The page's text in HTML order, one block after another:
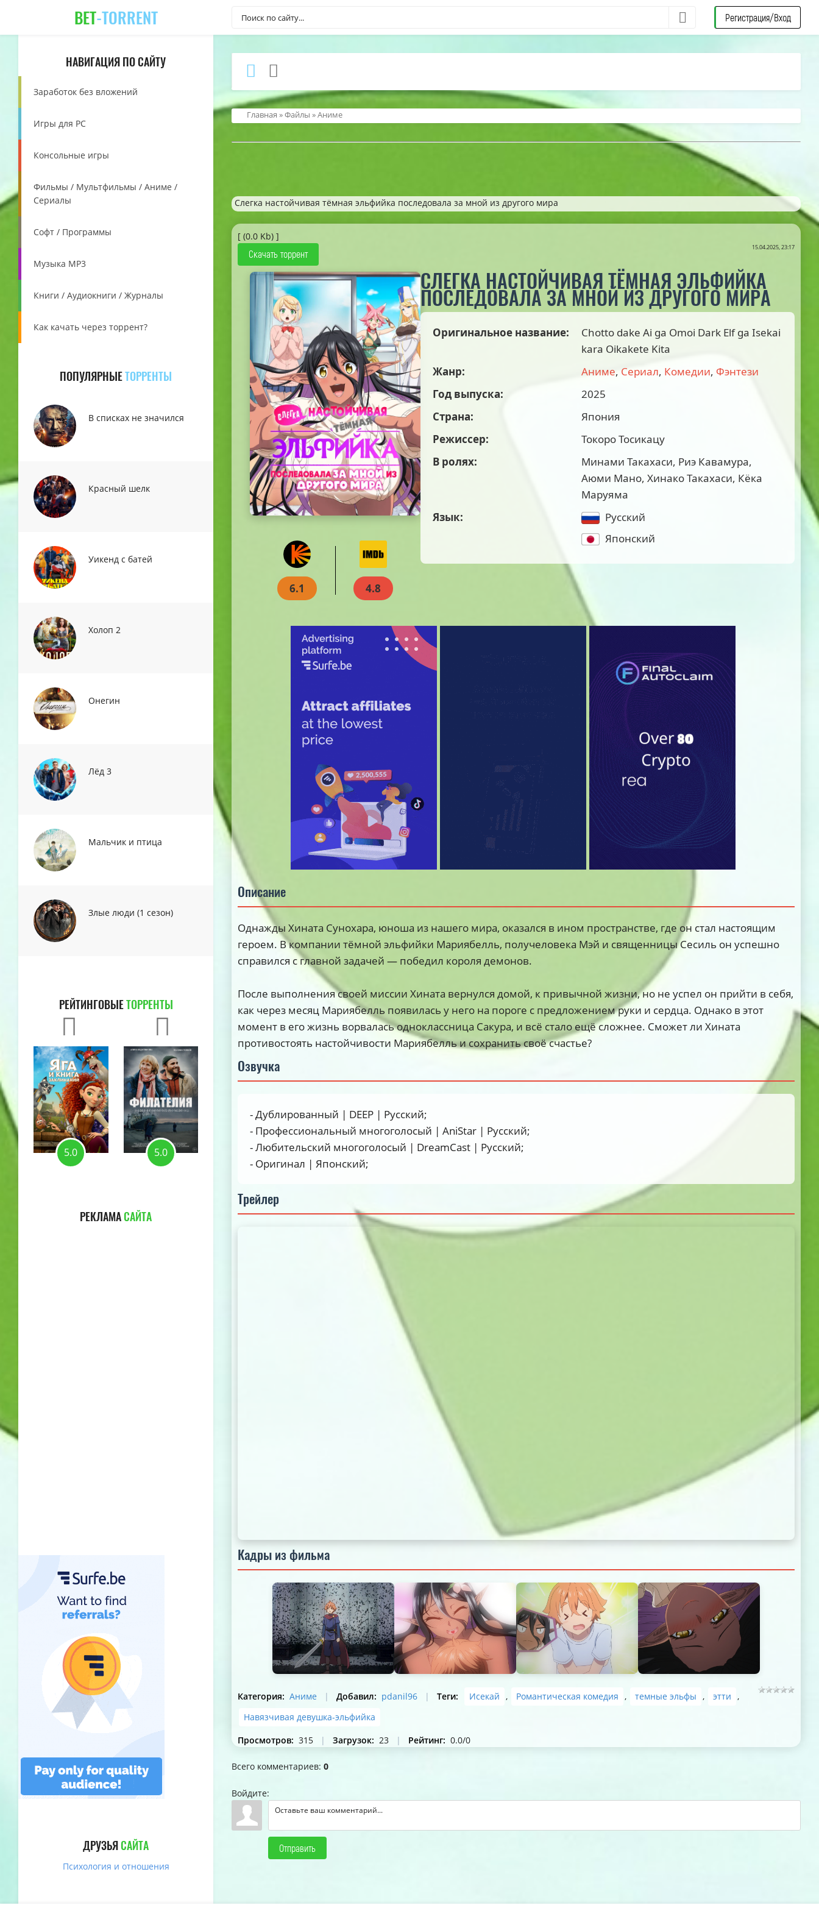
BET-TORRENT Регистрация/Вход
НАВИГАЦИЯ ПО САЙТУ
Заработок без вложений
Игры для PC
Консольные игры
Фильмы / Мультфильмы / Аниме /
Сериалы
Софт / Программы
Музыка MP3
Книги / Аудиокниги / Журналы
Как качать через торрент?
ПОПУЛЯРНЫЕТОРРЕНТЫ
В списках не значился
Красный шелк
Уикенд с батей
Холоп 2
Онегин
Лёд 3
Мальчик и птица
Злые люди (1 сезон)
РЕЙТИНГОВЫЕТОРРЕНТЫ
5.0 5.0 5.0 5.0 5.0 5.0
РЕКЛАМАСАЙТА
ДРУЗЬЯСАЙТА
Психология и отношения
Главная »Файлы »Аниме
Слегка настойчивая тёмная эльфийка последовала за мной из другого мира
[ (0.0 Kb) ]
Скачать торрент
15.04.2025, 23:17
6.1 4.8
СЛЕГКА НАСТОЙЧИВАЯ ТЁМНАЯ ЭЛЬФИЙКА
ПОСЛЕДОВАЛА ЗА МНОЙ ИЗ ДРУГОГО МИРА
Оригинальное название:
Chotto dake Ai ga Omoi Dark Elf ga Isekai
kara Oikakete Kita
Жанр:
Аниме, Сериал, Комедии, Фэнтези
Год выпуска:
2025
Страна:
Япония
Режиссер:
Токоро Тосикацу
В ролях:
Минами Такахаси, Риэ Кавамура,
Аюми Мано, Хинако Такахаси, Кёка
Маруяма
Язык:
Русский
Японский
Описание
Однажды Хината Сунохара, юноша из нашего мира, оказался в ином пространстве, где он стал настоящим
героем. В компании тёмной эльфийки Мариябелль, получеловека Мэй и священницы Сесиль он успешно
справился с главной задачей — победил короля демонов.
После выполнения своей миссии Хината вернулся домой, к привычной жизни, но не успел он прийти в себя,
как через месяц Мариябелль появилась у него на пороге с предложением руки и сердца. Однако в этот
момент в его жизнь ворвалась одноклассница Сакура, и всё стало ещё сложнее. Сможет ли Хината
противостоять настойчивости Мариябелль и сохранить своё счастье?
Озвучка
- Дублированный | DEEP | Русский;
- Профессиональный многоголосый | AniStar | Русский;
- Любительский многоголосый | DreamCast | Русский;
- Оригинал | Японский;
Трейлер
Кадры из фильма
Категория: Аниме | Добавил: pdanil96 | Теги: Исекай , Романтическая комедия , темные эльфы , этти ,
Навязчивая девушка-эльфийка
Просмотров: 315 | Загрузок: 23 | Рейтинг: 0.0/0
Всего комментариев: 0
Войдите:
Отправить